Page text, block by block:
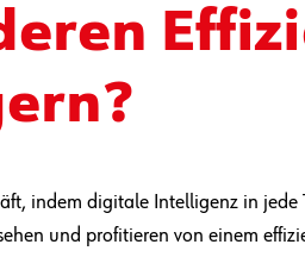
indem digitale Intelligenz in jede
und profitieren von einem